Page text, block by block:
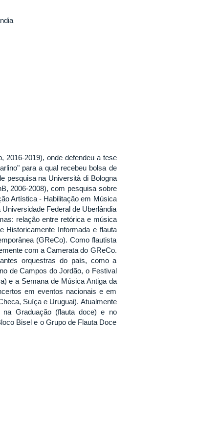
2016-2019), onde defendeu a tese
para a qual recebeu bolsa de
pesquisa na Università di Bologna
2006-2008), com pesquisa sobre
Artística - Habilitação em Música
Federal de Uberlândia
relação entre retórica e música
Historicamente Informada e flauta
(GReCo). Como flautista
com a Camerata do GReCo.
orquestras do país, como a
de Campos do Jordão, o Festival
e a Semana de Música Antiga da
em eventos nacionais e em
Suíça e Uruguai). Atualmente
Graduação (flauta doce) e no
Bisel e o Grupo de Flauta Doce